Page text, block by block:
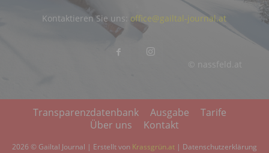
© nassfeld.at
Kontaktieren Sie uns: office@gailtal-journal.at
Transparenzdatenbank Ausgabe
Tarife
Über uns
Kontakt
2026 © Gailtal Journal | Erstellt von Krassgrün.at | Datenschutzerklärung